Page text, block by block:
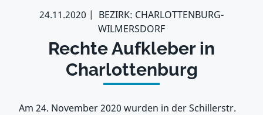
24.11.2020
BEZIRK: CHARLOTTENBURG-
WILMERSDORF
Rechte Aufkleber in
Charlottenburg
Am 24. November 2020 wurden in der Schillerstr.